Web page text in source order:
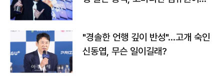
"경솔한 언행 깊이 반성"…고개 숙인
신동엽, 무슨 일이길래?